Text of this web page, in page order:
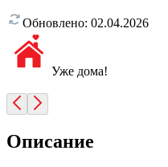
Обновлено: 02.04.2026
Уже дома!
Описание